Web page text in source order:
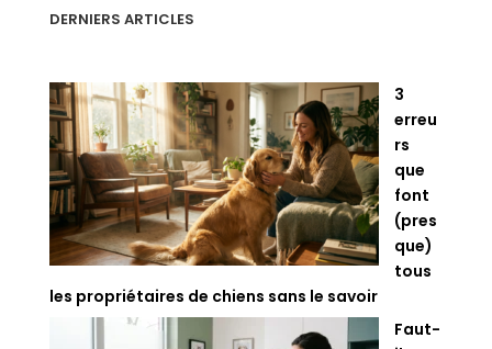
DERNIERS ARTICLES
3
erreu
rs
que
font
(pres
que)
tous
les propriétaires de chiens sans le savoir
Faut-